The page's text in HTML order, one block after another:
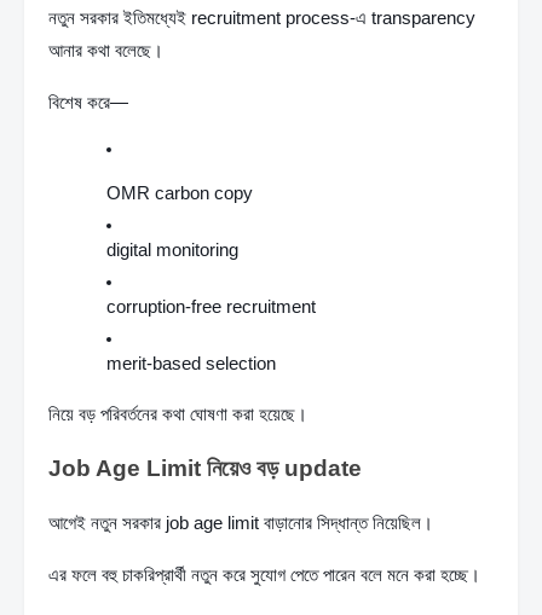
নতুন সরকার ইতিমধ্যেই recruitment process-এ transparency
আনার কথা বলেছে।
বিশেষ করে—
OMR carbon copy
digital monitoring
corruption-free recruitment
merit-based selection
নিয়ে বড় পরিবর্তনের কথা ঘোষণা করা হয়েছে।
Job Age Limit নিয়েও বড় update
আগেই নতুন সরকার job age limit বাড়ানোর সিদ্ধান্ত নিয়েছিল।
এর ফলে বহু চাকরিপ্রার্থী নতুন করে সুযোগ পেতে পারেন বলে মনে করা হচ্ছে।